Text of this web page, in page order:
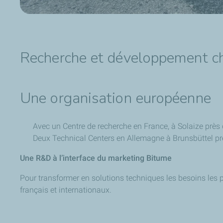
Recherche et développement
Une organisation européenne
Avec un Centre de recherche en France, à Solaize près
Deux Technical Centers en Allemagne à Brunsbüttel
Une R&D à l’interface du marketing Bitume
Pour transformer en solutions techniques les besoins
français et internationaux.